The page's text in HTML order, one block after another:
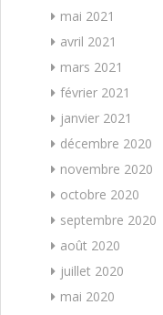
mai 2021
avril 2021
mars 2021
février 2021
janvier 2021
décembre 2020
novembre 2020
octobre 2020
septembre 2020
août 2020
juillet 2020
mai 2020